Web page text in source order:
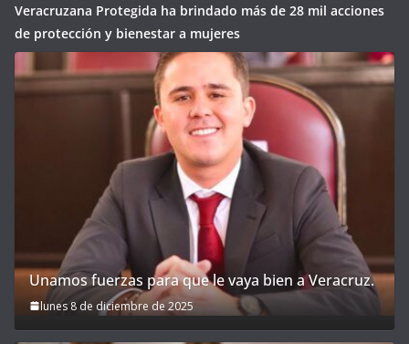
Veracruzana Protegida ha brindado más de 28 mil acciones
de protección y bienestar a mujeres
Unamos fuerzas para que le vaya bien a Veracruz.
lunes 8 de diciembre de 2025